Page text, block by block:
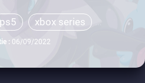
ps5
xbox series
ps4
: 06/09/2022